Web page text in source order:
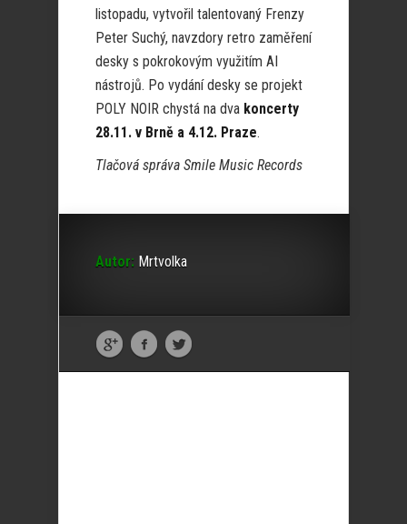
listopadu, vytvořil talentovaný Frenzy
Peter Suchý, navzdory retro zaměření
desky s pokrokovým využitím AI
nástrojů. Po vydání desky se projekt
POLY NOIR chystá na dva koncerty
28.11. v Brně a 4.12. Praze.
Tlačová správa Smile Music Records
Autor: Mrtvolka